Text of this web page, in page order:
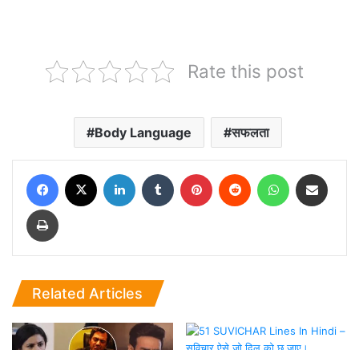
Rate this post
Body Language सफलता
Facebook LinkedIn Tumblr Pinterest Reddit WhatsApp
Print
Related Articles